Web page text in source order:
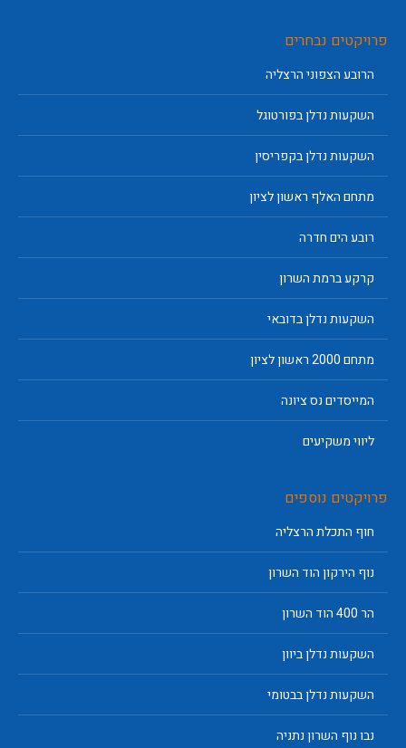
פרויקטים נבחרים
הרובע הצפוני הרצליה
השקעות נדלן בפורטוגל
השקעות נדלן בקפריסין
מתחם האלף ראשון לציון
רובע הים חדרה
קרקע ברמת השרון
השקעות נדלן בדובאי
מתחם 2000 ראשון לציון
המייסדים נס ציונה
ליווי משקיעים
פרויקטים נוספים
חוף התכלת הרצליה
נוף הירקון הוד השרון
הר 400 הוד השרון
השקעות נדלן ביוון
השקעות נדלן בבטומי
נבו נוף השרון נתניה